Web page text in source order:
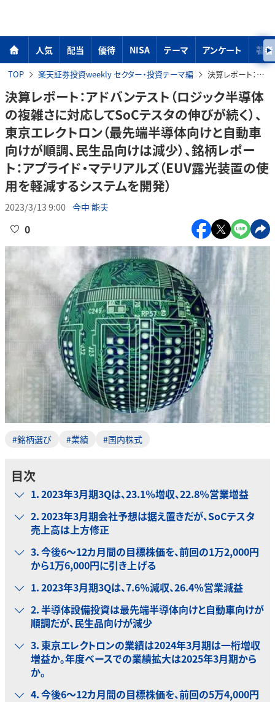
人気 配当 優待 NISA テーマ アンケート 著者
TOP 楽天証券投資weekly セクター・投資テーマ編 決算レポート：アドバンテスト（ロジック半導体の複雑さに対応してSoCテスタの伸びが続く）、東京エレクトロン（最先端半導体向けと自動車向けが順調、民生品向けは減少）、銘柄レポート：アプライド・マテリアルズ（EUV露光装置の使用を軽減するシステムを開発）
決算レポート：アドバンテスト（ロジック半導体
の複雑さに対応してSoCテスタの伸びが続く）、
東京エレクトロン（最先端半導体向けと自動車
向けが順調、民生品向けは減少）、銘柄レポー
ト：アプライド・マテリアルズ（EUV露光装置の使
用を軽減するシステムを開発）
2023/3/13 9:00 今中 能夫
0
#銘柄選び #業績 #国内株式
目次
1．2023年3月期3Qは、23.1％増収、22.8％営業増益
2．2023年3月期会社予想は据え置きだが、SoCテスタ
売上高は上方修正
3．今後6～12カ月間の目標株価を、前回の1万2,000円
から1万6,000円に引き上げる
1．2023年3月期3Qは、7.6％減収、26.4％営業減益
2．半導体設備投資は最先端半導体向けと自動車向けが
順調だが、民生品向けが減少
3．東京エレクトロンの業績は2024年3月期は一桁増収
増益か。年度ベースでの業績拡大は2025年3月期から
か。
4．今後6～12カ月間の目標株価を、前回の5万4,000円